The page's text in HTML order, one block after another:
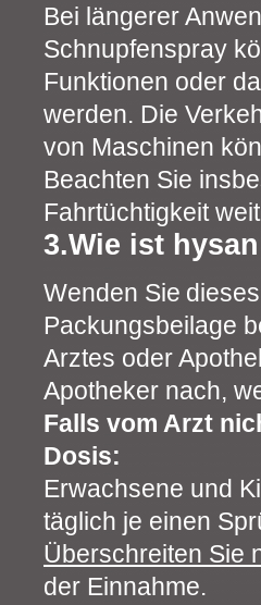
Bei längerer
Schnupfenspray
Funktionen oder
werden. Die
von Maschinen
Beachten Sie
Fahrtüchtigkeit
3.Wie ist
Wenden Sie
Packungsbeilage
Arztes oder
Apotheker nach,
Falls vom Arzt
Dosis:
Erwachsene und
täglich je einen
Überschreiten Sie
der Einnahme.